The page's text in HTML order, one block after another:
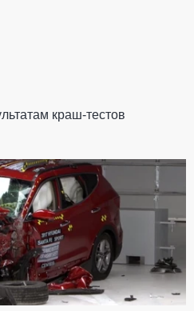
краш-тестов